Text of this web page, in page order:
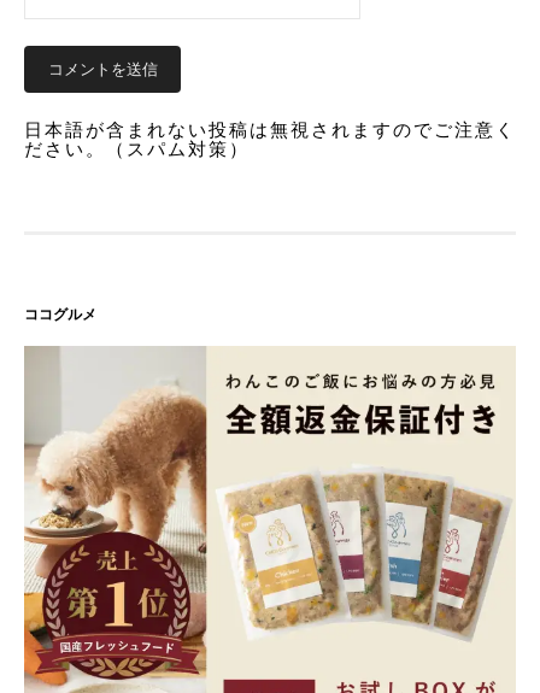
日本語が含まれない投稿は無視されますのでご注意く
ださい。（スパム対策）
ココグルメ